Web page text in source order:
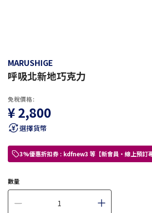
MARUSHIGE
呼吸北新地巧克力
免稅價格:
¥ 2,800
選擇貨幣
3%優惠折扣券 : kdfnew3 等【新會員・線上預訂專
數量